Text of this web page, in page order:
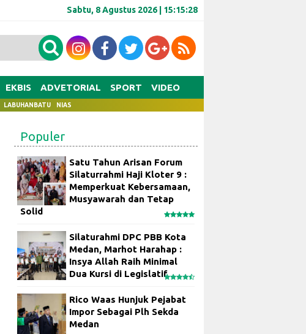
Sabtu, 8 Agustus 2026 | 15:15:29
EKBIS ADVETORIAL SPORT VIDEO
LABUHANBATU NIAS
Populer
Satu Tahun Arisan Forum
Silaturrahmi Haji Kloter 9 :
Memperkuat Kebersamaan,
Musyawarah dan Tetap
Solid
Silaturahmi DPC PBB Kota
Medan, Marhot Harahap :
Insya Allah Raih Minimal
Dua Kursi di Legislatif
Rico Waas Hunjuk Pejabat
Impor Sebagai Plh Sekda
Medan